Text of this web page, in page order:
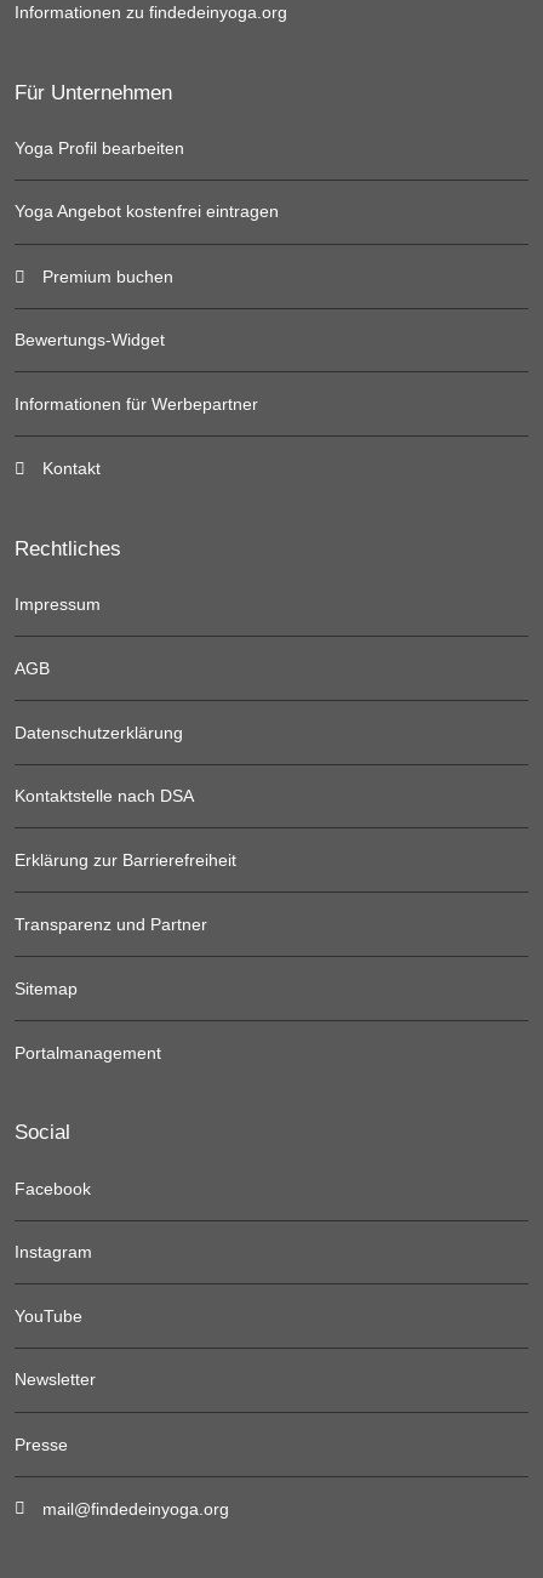
Informationen zu findedeinyoga.org
Für Unternehmen
Yoga Profil bearbeiten
Yoga Angebot kostenfrei eintragen
Premium buchen
Bewertungs-Widget
Informationen für Werbepartner
Kontakt
Rechtliches
Impressum
AGB
Datenschutzerklärung
Kontaktstelle nach DSA
Erklärung zur Barrierefreiheit
Transparenz und Partner
Sitemap
Portalmanagement
Social
Facebook
Instagram
YouTube
Newsletter
Presse
mail@findedeinyoga.org